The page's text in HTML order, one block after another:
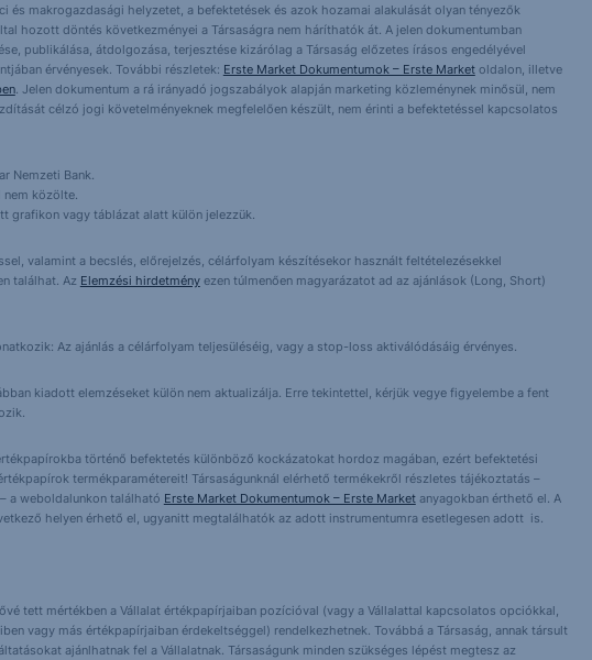
és makrogazdasági helyzetet, a befektetések és azok hozamai alakulását olyan tényezők
hozott döntés következményei a Társaságra nem háríthatók át. A jelen dokumentumban
publikálása, átdolgozása, terjesztése kizárólag a Társaság előzetes írásos engedélyével
érvényesek. További részletek: Erste Market Dokumentumok – Erste Marketoldalon, illetve
. Jelen dokumentum a rá irányadó jogszabályok alapján marketing közleménynek minősül, nem
célzó jogi követelményeknek megfelelően készült, nem érinti a befektetéssel kapcsolatos
Nemzeti Bank.
nem közölte.
grafikon vagy táblázat alatt külön jelezzük.
valamint a becslés, előrejelzés, célárfolyam készítésekor használt feltételezésekkel
találhat. Az Elemzési hirdetményezen túlmenően magyarázatot ad az ajánlások (Long, Short)
Az ajánlás a célárfolyam teljesüléséig, vagy a stop-loss aktiválódásáig érvényes.
kiadott elemzéseket külön nem aktualizálja. Erre tekintettel, kérjük vegye figyelembe a fent
történő befektetés különböző kockázatokat hordoz magában, ezért befektetési
termékparamétereit! Társaságunknál elérhető termékekről részletes tájékoztatás –
a weboldalunkon található Erste Market Dokumentumok – Erste Marketanyagokban érthető el. A
helyen érhető el, ugyanitt megtalálhatók az adott instrumentumra esetlegesen adott is.
tett mértékben a Vállalat értékpapírjaiban pozícióval (vagy a Vállalattal kapcsolatos opciókkal,
vagy más értékpapírjaiban érdekeltséggel) rendelkezhetnek. Továbbá a Társaság, annak társult
ajánlhatnak fel a Vállalatnak. Társaságunk minden szükséges lépést megtesz az